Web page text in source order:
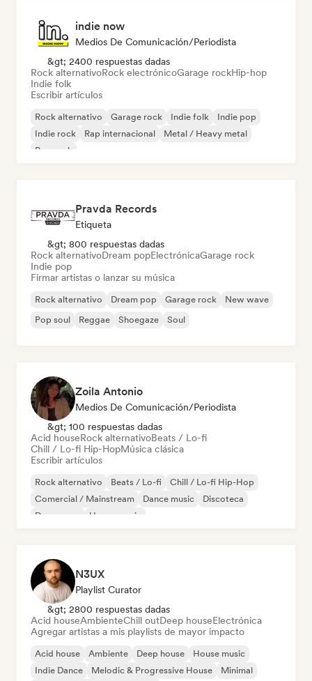
indie now
Medios De Comunicación/Periodista
&gt; 2400 respuestas dadas
Rock alternativoRock electrónicoGarage rockHip-hop
Indie folk
Escribir artículos
Rock alternativo Garage rock Indie folk
Indie pop
Indie rock
Rap internacional
Metal / Heavy metal
Pop rock
Pravda Records
Etiqueta
&gt; 800 respuestas dadas
Rock alternativoDream popElectrónicaGarage rock
Indie pop
Firmar artistas o lanzar su música
Rock alternativo Dream pop Garage rock
New wave
Pop soul
Reggae Shoegaze Soul
Zoila Antonio
Medios De Comunicación/Periodista
&gt; 100 respuestas dadas
Acid houseRock alternativoBeats / Lo-fi
Chill / Lo-fi Hip-HopMúsica clásica
Escribir artículos
Rock alternativo Beats / Lo-fi
Chill / Lo-fi Hip-Hop
Comercial / Mainstream
Dance music
Discoteca
Dream pop
House music
N3UX
Playlist Curator
&gt; 2800 respuestas dadas
Acid houseAmbienteChill outDeep houseElectrónica
Agregar artistas a mis playlists de mayor impacto
Acid house Ambiente Deep house
House music
Indie Dance
Melodic & Progressive House
Minimal